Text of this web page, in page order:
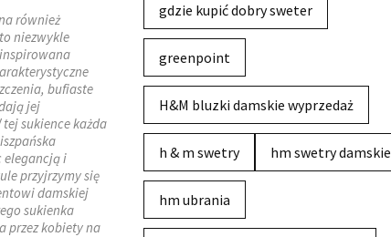
również
niezwykle
bufiaste
jej
sukience każda
elegancją i
przyjrzymy się
damskiej
sukienka
przez kobiety na
gdzie kupić dobry sweter
greenpoint
H&M bluzki damskie wyprzedaż
h & m swetry hm swetry damskie
hm ubrania